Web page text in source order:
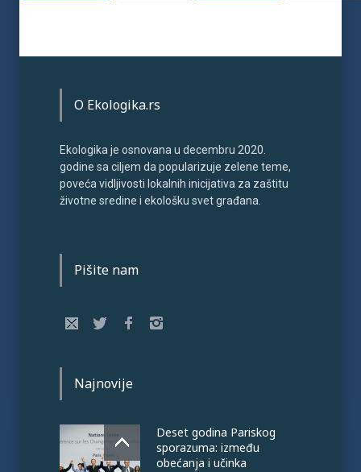
O Ekologika.rs
Ekologika je osnovana u decembru 2020.
godine sa ciljem da popularizuje zelene teme,
poveća vidljivosti lokalnih inicijativa za zaštitu
životne sredine i ekološku svet građana.
Pišite nam
Najnovije
Deset godina Pariskog
sporazuma: između
obećanja i učinka